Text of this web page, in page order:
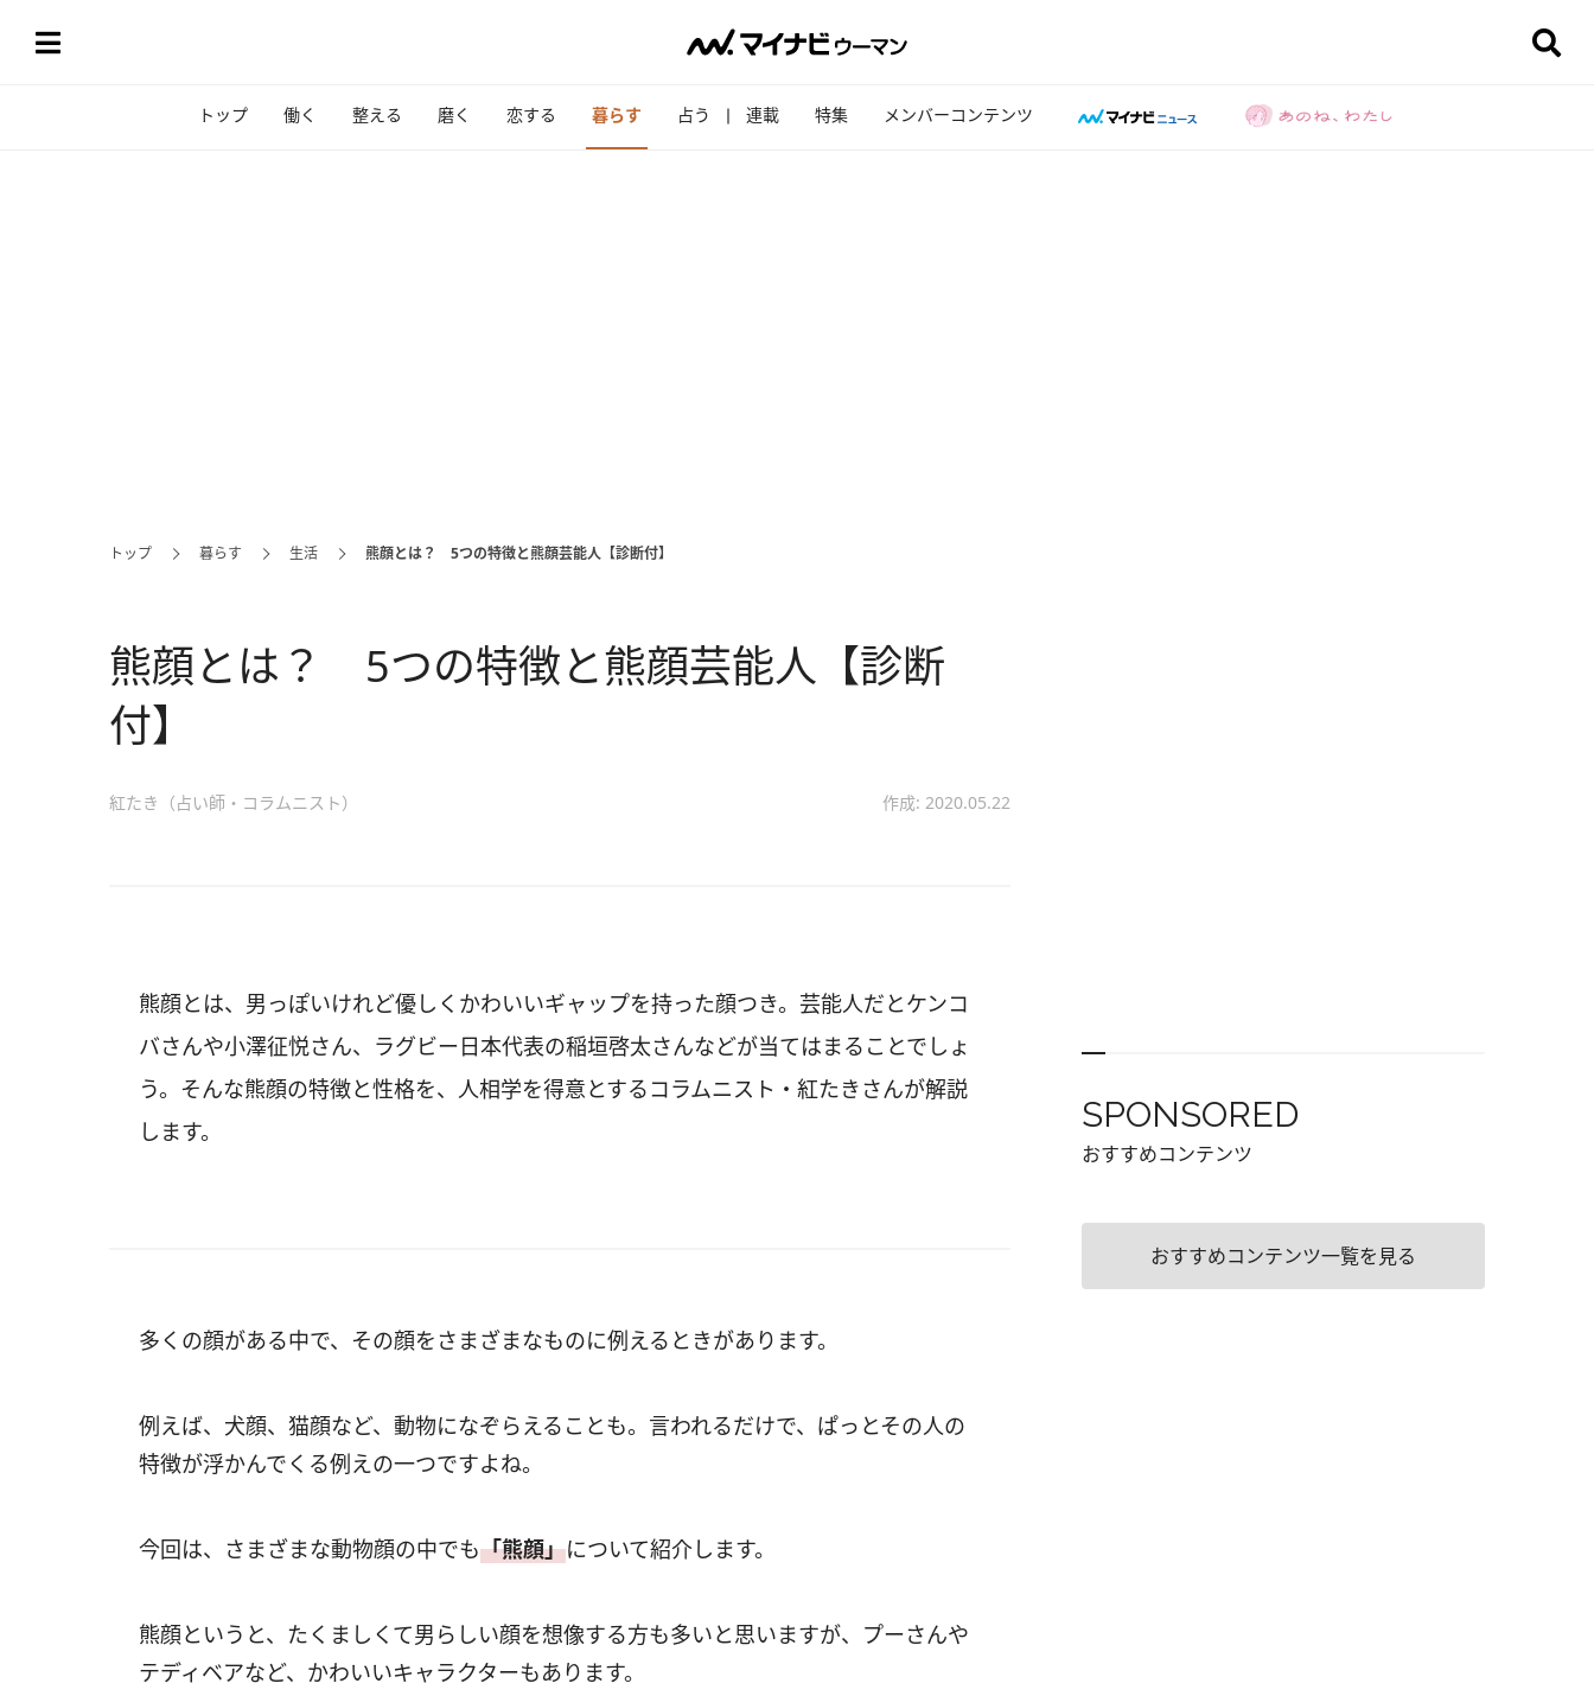
トップ 働く 整える 磨く 恋する 暮らす 占う 連載 特集 メンバーコンテンツ
トップ 暮らす 生活 熊顔とは？ 5つの特徴と熊顔芸能人【診断付】
熊顔とは？ 5つの特徴と熊顔芸能人【診断
付】
紅たき（占い師・コラムニスト） 作成: 2020.05.22
熊顔とは、男っぽいけれど優しくかわいいギャップを持った顔つき。芸能人だとケンコ
バさんや小澤征悦さん、ラグビー日本代表の稲垣啓太さんなどが当てはまることでしょ
う。そんな熊顔の特徴と性格を、人相学を得意とするコラムニスト・紅たきさんが解説
します。
多くの顔がある中で、その顔をさまざまなものに例えるときがあります。
例えば、犬顔、猫顔など、動物になぞらえることも。言われるだけで、ぱっとその人の
特徴が浮かんでくる例えの一つですよね。
今回は、さまざまな動物顔の中でも「熊顔」について紹介します。
熊顔というと、たくましくて男らしい顔を想像する方も多いと思いますが、プーさんや
テディベアなど、かわいいキャラクターもあります。
SPONSORED
おすすめコンテンツ
おすすめコンテンツ一覧を見る